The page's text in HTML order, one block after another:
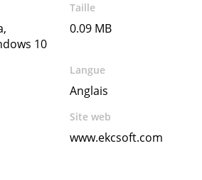
10
Taille
0.09 MB
Langue
Anglais
Site web
www.ekcsoft.com